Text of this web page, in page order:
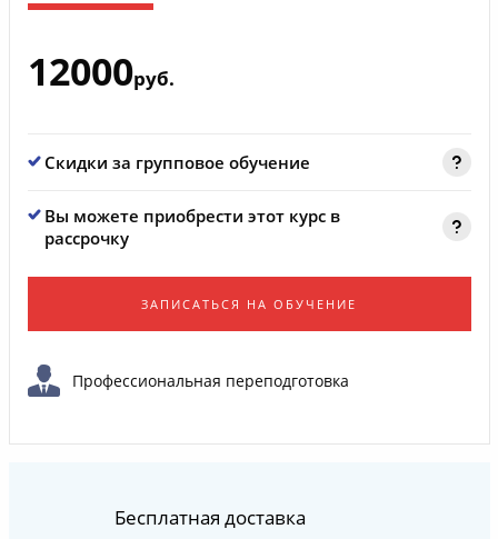
12000руб.
Скидки за групповое обучение
Вы можете приобрести этот курс в
рассрочку
ЗАПИСАТЬСЯ НА ОБУЧЕНИЕ
Профессиональная переподготовка
Бесплатная доставка